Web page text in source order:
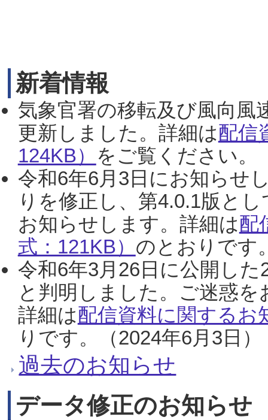
新着情報
気象官署の移転及び風向風
更新しました。詳細は配信
124KB） をご覧ください。
令和6年6月3日にお知らせ
りを修正し、第4.0.1版と
お知らせします。詳細は配
式：121KB） のとおりです
令和6年3月26日に公開し
と判明しました。ご迷惑
詳細は配信資料に関するお
りです。（2024年6月3日）
過去のお知らせ
データ修正のお知らせ